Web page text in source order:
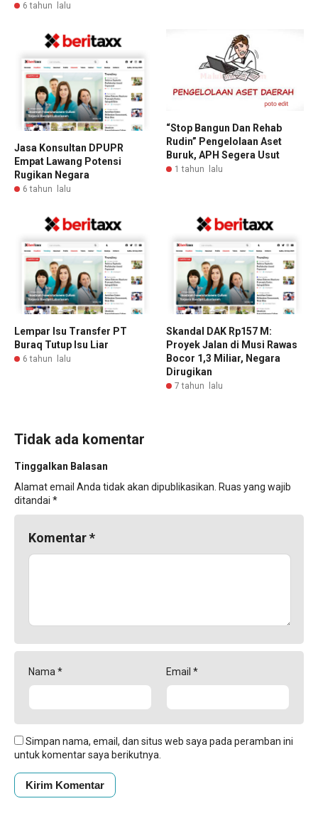
6 tahun lalu
Jasa Konsultan DPUPR
Empat Lawang Potensi
Rugikan Negara
6 tahun lalu
“Stop Bangun Dan Rehab
Rudin” Pengelolaan Aset
Buruk, APH Segera Usut
1 tahun lalu
Lempar Isu Transfer PT
Buraq Tutup Isu Liar
6 tahun lalu
Skandal DAK Rp157 M:
Proyek Jalan di Musi Rawas
Bocor 1,3 Miliar, Negara
Dirugikan
7 tahun lalu
Tidak ada komentar
Tinggalkan Balasan
Alamat email Anda tidak akan dipublikasikan. Ruas yang wajib
ditandai *
Komentar*
Nama* Email *
Simpan nama, email, dan situs web saya pada peramban ini
untuk komentar saya berikutnya.